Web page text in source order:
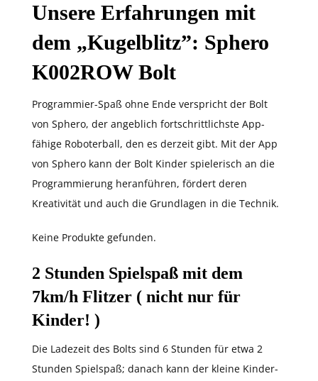
Unsere Erfahrungen mit
dem „Kugelblitz”: Sphero
K002ROW Bolt
Programmier-Spaß ohne Ende verspricht der Bolt
von Sphero, der angeblich fortschrittlichste App-
fähige Roboterball, den es derzeit gibt. Mit der App
von Sphero kann der Bolt Kinder spielerisch an die
Programmierung heranführen, fördert deren
Kreativität und auch die Grundlagen in die Technik.
Keine Produkte gefunden.
2 Stunden Spielspaß mit dem
7km/h Flitzer ( nicht nur für
Kinder! )
Die Ladezeit des Bolts sind 6 Stunden für etwa 2
Stunden Spielspaß; danach kann der kleine Kinder-